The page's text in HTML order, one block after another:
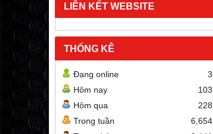
LIÊN KẾT WEBSITE
THỐNG KÊ
Đang online
3
Hôm nay
103
Hôm qua
228
Trong tuần
6,654